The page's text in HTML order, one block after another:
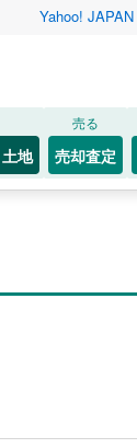
Yahoo! JAPAN
土地
売る
売却査定